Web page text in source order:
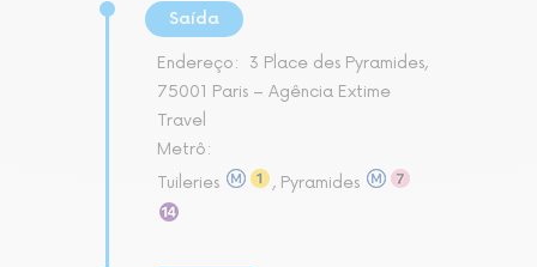
Saída
Endereço:
3 Place des Pyramides,
75001 Paris – Agência Extime
Travel
Metrô:
Tuileries
, Pyramides